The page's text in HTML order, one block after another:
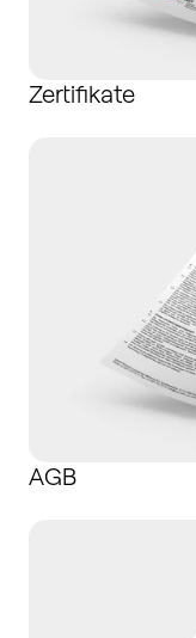
Zertifikate
AGB